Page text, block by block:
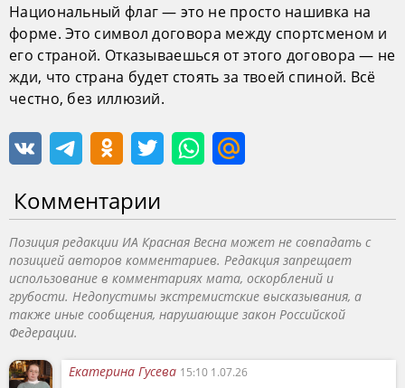
Национальный флаг — это не просто нашивка на
форме. Это символ договора между спортсменом и
его страной. Отказываешься от этого договора — не
жди, что страна будет стоять за твоей спиной. Всё
честно, без иллюзий.
Комментарии
Позиция редакции ИА Красная Весна может не совпадать с
позицией авторов комментариев. Редакция запрещает
использование в комментариях мата, оскорблений и
грубости. Недопустимы экстремистские высказывания, а
также иные сообщения, нарушающие закон Российской
Федерации.
Екатерина Гусева 15:10 1.07.26